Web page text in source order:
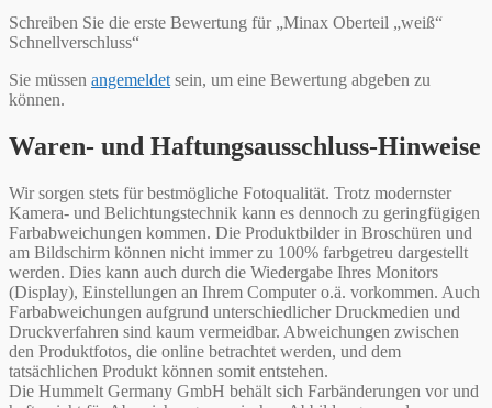
Schreiben Sie die erste Bewertung für „Minax Oberteil „weiß“
Schnellverschluss“
Sie müssen angemeldet sein, um eine Bewertung abgeben zu
können.
Waren- und Haftungsausschluss-Hinweise
Wir sorgen stets für bestmögliche Fotoqualität. Trotz modernster
Kamera- und Belichtungstechnik kann es dennoch zu geringfügigen
Farbabweichungen kommen. Die Produktbilder in Broschüren und
am Bildschirm können nicht immer zu 100% farbgetreu dargestellt
werden. Dies kann auch durch die Wiedergabe Ihres Monitors
(Display), Einstellungen an Ihrem Computer o.ä. vorkommen. Auch
Farbabweichungen aufgrund unterschiedlicher Druckmedien und
Druckverfahren sind kaum vermeidbar. Abweichungen zwischen
den Produktfotos, die online betrachtet werden, und dem
tatsächlichen Produkt können somit entstehen.
Die Hummelt Germany GmbH behält sich Farbänderungen vor und